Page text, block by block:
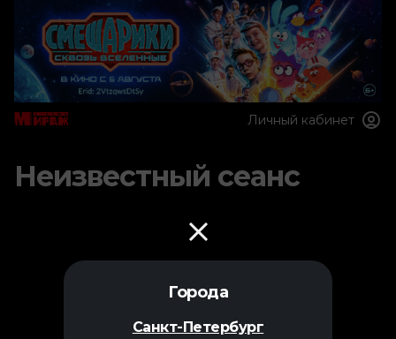
Города
Санкт-Петербург
Личный кабинет
Неизвестный сеанс